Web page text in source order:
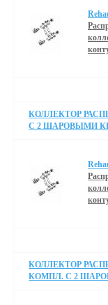
КОЛЛЕКТОР
С 2 ШАРОВЫМИ
КОЛЛЕКТОР
КОМПЛ. С 2